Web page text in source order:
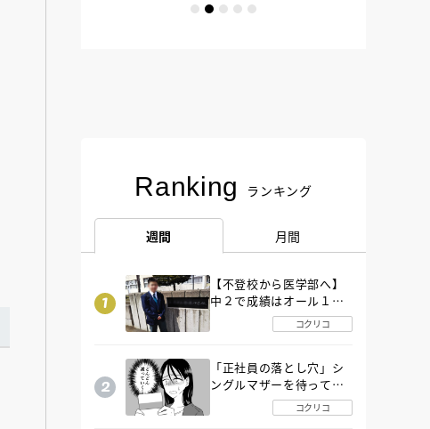
Ranking ランキング
週間 月間
【不登校から医学部へ】
中２で成績はオール１
「昼夜逆転」したわが子
を”夜遊び”に連れ出した
コクリコ
「正社員の落とし穴」シ
ングルマザーを待ってい
た“魔の２年間”【後編】
コクリコ